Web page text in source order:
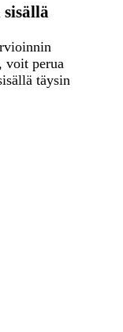
voit perua
täysin